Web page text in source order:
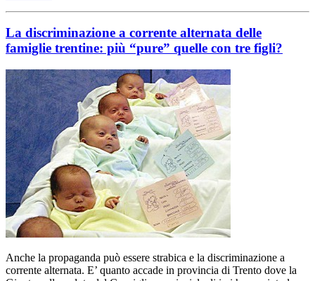
La discriminazione a corrente alternata delle
famiglie trentine: più “pure” quelle con tre figli?
Anche la propaganda può essere strabica e la discriminazione a
corrente alternata. E’ quanto accade in provincia di Trento dove la